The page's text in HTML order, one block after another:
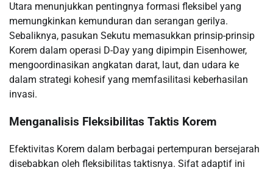
Utara menunjukkan pentingnya formasi fleksibel yang
memungkinkan kemunduran dan serangan gerilya.
Sebaliknya, pasukan Sekutu memasukkan prinsip-prinsip
Korem dalam operasi D-Day yang dipimpin Eisenhower,
mengoordinasikan angkatan darat, laut, dan udara ke
dalam strategi kohesif yang memfasilitasi keberhasilan
invasi.
Menganalisis Fleksibilitas Taktis Korem
Efektivitas Korem dalam berbagai pertempuran bersejarah
disebabkan oleh fleksibilitas taktisnya. Sifat adaptif ini